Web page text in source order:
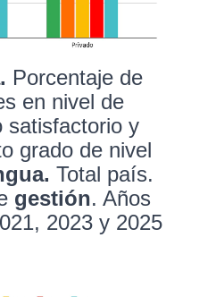
Porcentaje de
en nivel de
satisfactorio y
grado de nivel
Total país.
gestión. Años
2023 y 2025